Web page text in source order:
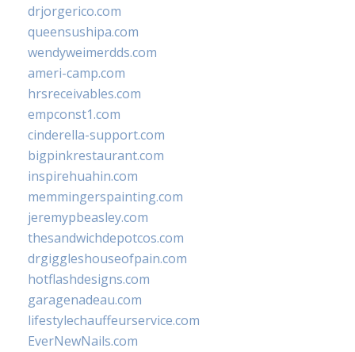
drjorgerico.com
queensushipa.com
wendyweimerdds.com
ameri-camp.com
hrsreceivables.com
empconst1.com
cinderella-support.com
bigpinkrestaurant.com
inspirehuahin.com
memmingerspainting.com
jeremypbeasley.com
thesandwichdepotcos.com
drgiggleshouseofpain.com
hotflashdesigns.com
garagenadeau.com
lifestylechauffeurservice.com
EverNewNails.com